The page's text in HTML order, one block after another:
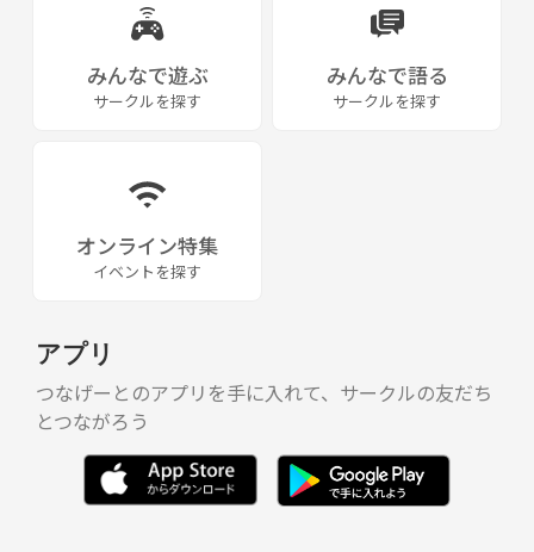
みんなで遊ぶ
サークルを探す
みんなで語る
サークルを探す
オンライン特集
イベントを探す
アプリ
つなげーとのアプリを手に入れて、サークルの友だち
とつながろう